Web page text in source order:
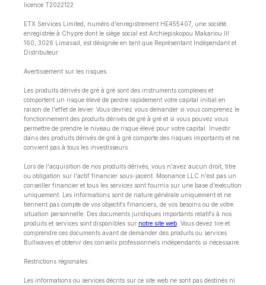
licence T2022122
ETX Services Limited, numéro d'enregistrement HE455407, une société
enregistrée à Chypre dont le siège social est Archiepiskopou Makariou lll
160, 3026 Limassol, est désignée en tant que Représentant Indépendant et
Distributeur.
Avertissement sur les risques :
Les produits dérivés de gré à gré sont des instruments complexes et
comportent un risque élevé de perdre rapidement votre capital initial en
raison de l'effet de levier. Vous devriez vous demander si vous comprenez le
fonctionnement des produits dérivés de gré à gré et si vous pouvez vous
permettre de prendre le niveau de risque élevé pour votre capital. Investir
dans des produits dérivés de gré à gré comporte des risques importants et ne
convient pas à tous les investisseurs.
Lors de l'acquisition de nos produits dérivés, vous n'avez aucun droit, titre
ou obligation sur l'actif financier sous-jacent. Moonance LLC n'est pas un
conseiller financier et tous les services sont fournis sur une base d'exécution
uniquement. Les informations sont de nature générale uniquement et ne
tiennent pas compte de vos objectifs financiers, de vos besoins ou de votre
situation personnelle. Des documents juridiques importants relatifs à nos
produits et services sont disponibles sur notre site web . Vous devez lire et
comprendre ces documents avant de demander des produits ou services
Bullwaves et obtenir des conseils professionnels indépendants si nécessaire.
Restrictions régionales :
Les informations ou services décrits sur ce site web ne sont pas destinés ni